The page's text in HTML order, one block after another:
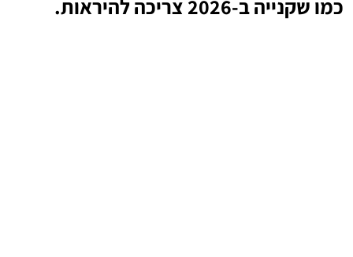
כמו שקנייה ב-2026 צריכה להיראות.